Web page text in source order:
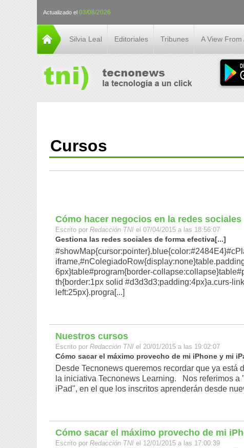
Actualizado el 03/08/2026
Silvia Leal Editoriales Tribunes A View From
Cursos
Cómo hacer negocios en la redes sociales
Escrito por Redacción TNI el 07/04/2015 a las 18:56:07
Gestiona las redes sociales de forma efectiva[...]
6px}table#program{border-
th{border:1px solid #d3d3d3;padding:4px}a.curs-
left:25px}.progra[...]
Nuestros cursos
Escrito por Redacción TNI el 20/01/2015 a las 19:02:07
Cómo sacar el máximo provecho de mi iPhone y mi
Desde Tecnonews queremos recordar que ya
la iniciativa Tecnonews Learning. Nos referimos
iPad", en el que los inscritos aprenderán desde
Cómo sacar el máximo provecho de mi
Escrito por Redacción TNI el 12/01/2015 a las 17:00:39